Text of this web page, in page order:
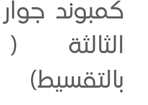
جوار
(